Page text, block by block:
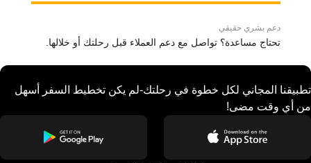
دعم بشري حقيقي
تحتاج مساعدة؟ تواصل مع دعم العملاء قبل رحلتك أو خلالها.
تطبيقنا المجاني لكل خطوة في رحلتك-لم يكن تخطيط السفر أسهل
من أي وقت مضى!